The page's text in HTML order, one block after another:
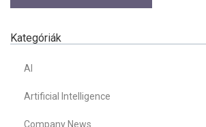
Kategóriák
AI
Artificial Intelligence
Company News